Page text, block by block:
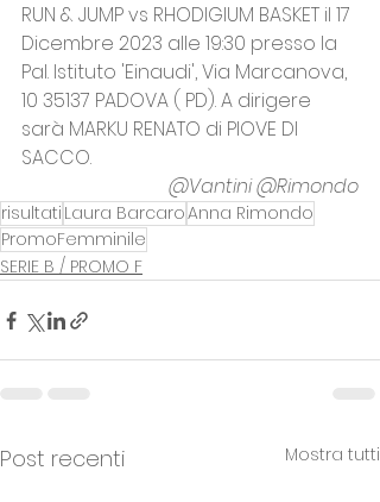
RUN & JUMP vs RHODIGIUM BASKET il 17
Dicembre 2023 alle 19:30 presso la
Pal. Istituto 'Einaudi', Via Marcanova,
10 35137 PADOVA ( PD). A dirigere
sarà MARKU RENATO di PIOVE DI
SACCO.
@Vantini @Rimondo
risultati Laura BarcaroAnna Rimondo
PromoFemminile
SERIE B / PROMO F
Post recenti Mostra tutti